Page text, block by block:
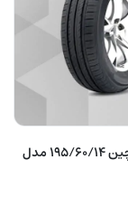
تایر چائویانگ چین 195/60/14 مدل